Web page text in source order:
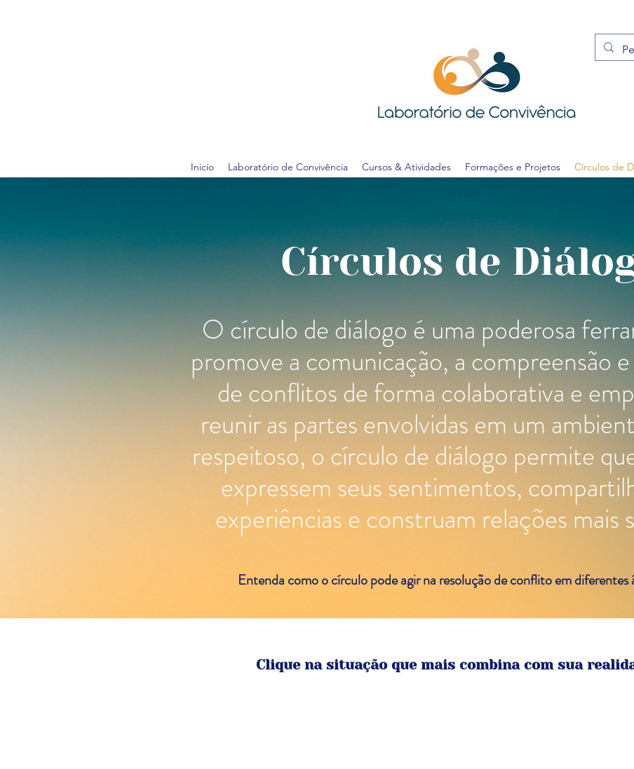
Inicío Laboratório de Convivência Cursos & Atividades Formações e Projetos Círculos de
Círculos de
O círculo de diálogo é uma poderosa
promove a comunicação, a compreensão
de conflitos de forma colaborativa e
reunir as partes envolvidas em um
respeitoso, o círculo de diálogo permite
expressem seus sentimentos,
experiências e construam relações mais
Entenda como o círculo pode agir na resolução de conflito em diferentes
Clique na situação que mais combina com sua